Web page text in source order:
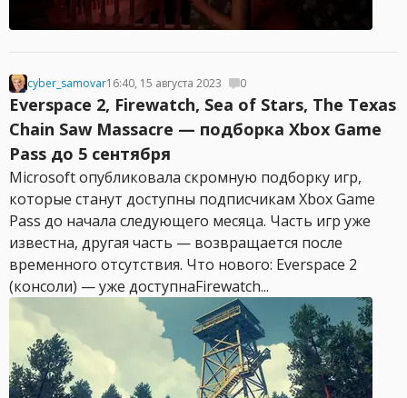
cyber_samovar16:40, 15 августа 2023 0
Everspace 2, Firewatch, Sea of Stars, The Texas
Chain Saw Massacre — подборка Xbox Game
Pass до 5 сентября
Microsoft опубликовала скромную подборку игр,
которые станут доступны подписчикам Xbox Game
Pass до начала следующего месяца. Часть игр уже
известна, другая часть — возвращается после
временного отсутствия. Что нового: Everspace 2
(консоли) — уже доступнаFirewatch...